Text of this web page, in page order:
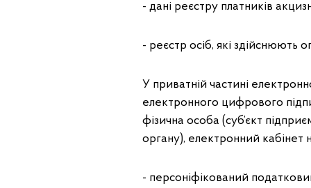
- дані реєстру платників
- реєстр осіб, які здійснюють
У приватній частині
електронного цифрового
фізична особа (суб’єкт
органу), електронний кабінет
- персоніфікований